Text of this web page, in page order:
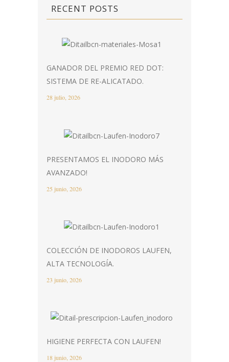
RECENT POSTS
GANADOR DEL PREMIO RED DOT:
SISTEMA DE RE-ALICATADO.
28 julio, 2026
PRESENTAMOS EL INODORO MÁS
AVANZADO!
25 junio, 2026
COLECCIÓN DE INODOROS LAUFEN,
ALTA TECNOLOGÍA.
23 junio, 2026
HIGIENE PERFECTA CON LAUFEN!
18 junio, 2026